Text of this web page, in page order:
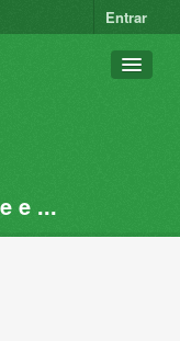
Entrar
e ...